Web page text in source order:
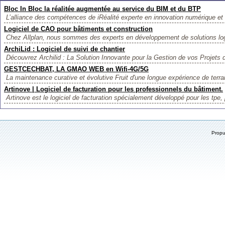
Bloc In Bloc la réalitée augmentée au service du BIM et du BTP
L’alliance des compétences de iRéalité experte en innovation numérique
Logiciel de CAO pour bâtiments et construction
Chez Allplan, nous sommes des experts en développement de solutions
ArchiLid : Logiciel de suivi de chantier
Découvrez Archilid : La Solution Innovante pour la Gestion de vos Projets
GESTCECHBAT, LA GMAO WEB en Wifi-4G/5G
La maintenance curative et évolutive Fruit d'une longue expérience de
Artinove | Logiciel de facturation pour les professionnels du bâtiment.
Artinove est le logiciel de facturation spécialement développé pour les